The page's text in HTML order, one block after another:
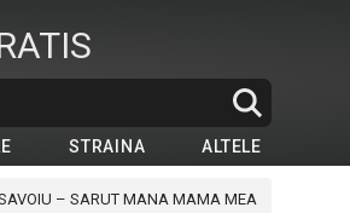
STRAINA ALTELE
– SARUT MANA MAMA MEA